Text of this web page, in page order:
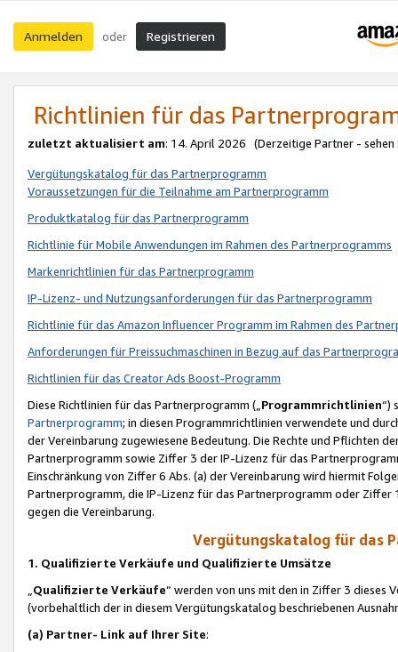
Anmelden oder Registrieren
Richtlinien für das
zuletzt aktualisiert am: 14. April 2026 (Derzeitige Partner - sehen
Vergütungskatalog für das Partnerprogramm
Voraussetzungen für die Teilnahme am Partnerprogramm
Produktkatalog für das Partnerprogramm
Richtlinie für Mobile Anwendungen im Rahmen des Partnerprogramms
Markenrichtlinien für das Partnerprogramm
IP-Lizenz- und Nutzungsanforderungen für das Partnerprogramm
Richtlinie für das Amazon Influencer Programm im Rahmen des
Anforderungen für Preissuchmaschinen in Bezug auf das
Richtlinien für das Creator Ads Boost-Programm
Diese Richtlinien für das Partnerprogramm („Programmrichtlinien“)
Partnerprogramm; in diesen Programmrichtlinien verwendete und
der Vereinbarung zugewiesene Bedeutung. Die Rechte und Pflichten
Partnerprogramm sowie Ziffer 3 der IP-Lizenz für das
Einschränkung von Ziffer 6 Abs. (a) der Vereinbarung wird hiermit
Partnerprogramm, die IP-Lizenz für das Partnerprogramm oder
gegen die Vereinbarung.
Vergütungskatalog für das
1. Qualifizierte Verkäufe und Qualifizierte Umsätze
Qualifizierte Verkäufe“ werden von uns mit den in Ziffer 3
(vorbehaltlich der in diesem Vergütungskatalog beschriebenen
(a) Partner- Link auf Ihrer Site: